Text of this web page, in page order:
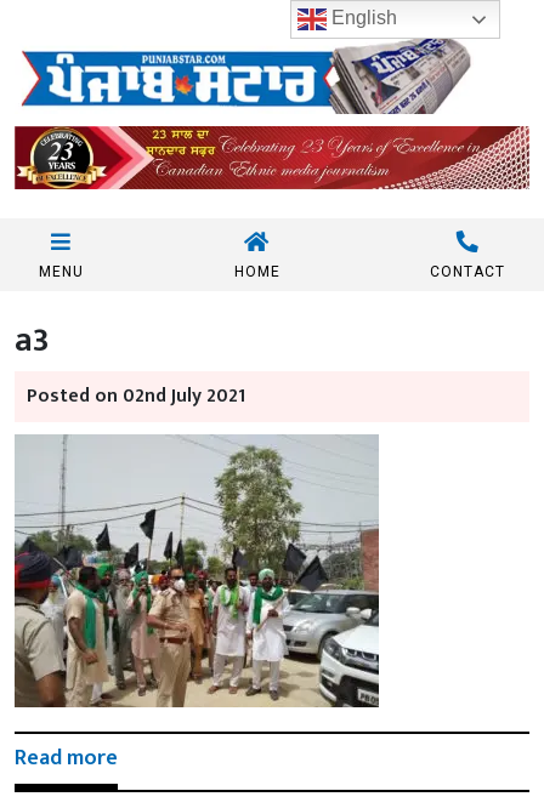
MENU HOME CONTACT
a3
Posted on 02nd July 2021
Read more
English